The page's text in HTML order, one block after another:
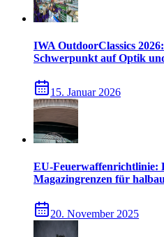
IWA OutdoorClassics
Schwerpunkt auf Optik
15. Januar 2026
EU-Feuerwaffenrichtlinie:
Magazingrenzen für
20. November 2025